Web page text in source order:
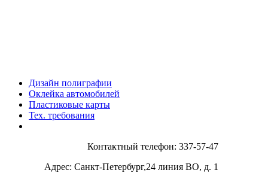
Дизайн полиграфии
Оклейка автомобилей
Пластиковые карты
Тех. требования
Контактный телефон: 337-57-47
Адрес: Санкт-Петербург,24 линия ВО, д. 1